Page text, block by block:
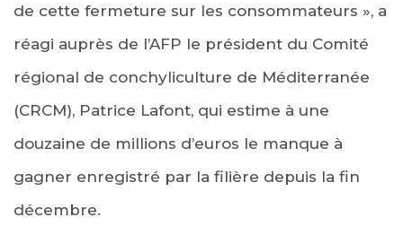
de cette fermeture sur les consommateurs », a
réagi auprès de l’AFP le président du Comité
régional de conchyliculture de Méditerranée
(CRCM), Patrice Lafont, qui estime à une
douzaine de millions d’euros le manque à
gagner enregistré par la filière depuis la fin
décembre.